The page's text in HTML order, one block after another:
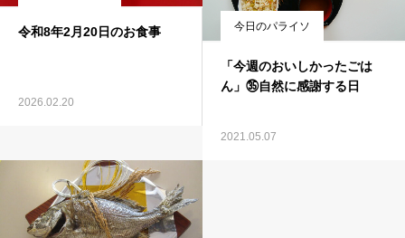
令和8年2月20日のお食事
2026.02.20
今日のパライソ
「今週のおいしかったごは
ん」㉟自然に感謝する日
2021.05.07